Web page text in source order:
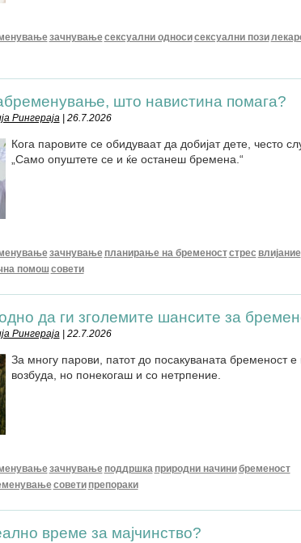
зачнувањесексуални односисексуални пози
што навистина помага?
Рингераја| 26.7.2026
Кога паровите се обидуваат да добијат дете, често
„Само опуштете се и ќе останеш бремена.“
зачнување планирање на бременостстрес влијание
помош совети
да ги зголемите шансите за
Рингераја| 22.7.2026
За многу парови, патот до посакуваната бременост е
возбуда, но понекогаш и со нетрпение.
зачнување поддршка природни начинибременост
совети препораки
време за мајчинство?